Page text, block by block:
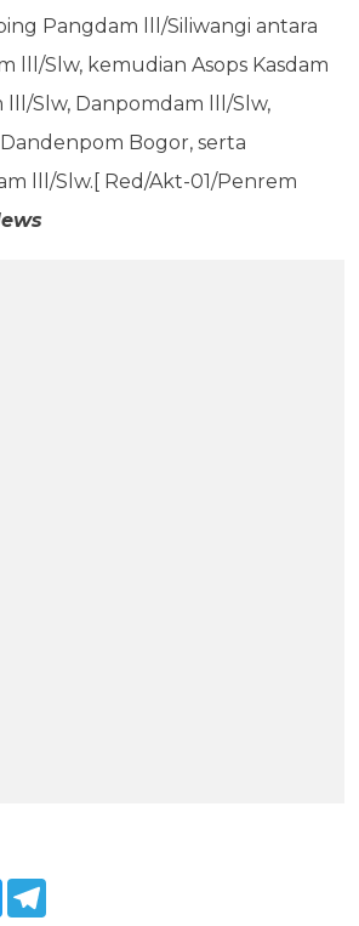
Pangdam lll/Siliwangi antara
lll/Slw, kemudian Asops Kasdam
lll/Slw, Danpomdam lll/Slw,
Bogor, serta
lll/Slw.[ Red/Akt-01/Penrem
Twitter